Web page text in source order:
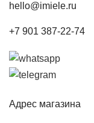
hello@imiele.ru
+7 901 387-22-74
Адрес магазина